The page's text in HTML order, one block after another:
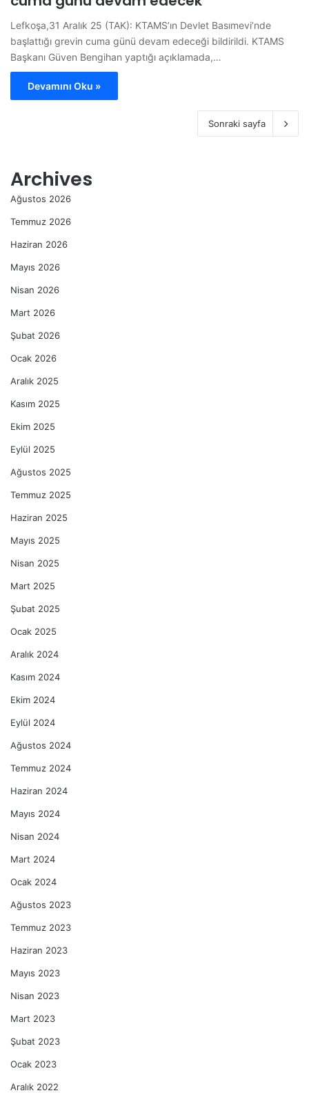
Lefkoşa,31 Aralık 25 (TAK): KTAMS’ın Devlet Basımevi’nde
başlattığı grevin cuma günü devam edeceği bildirildi. KTAMS
Başkanı Güven Bengihan yaptığı açıklamada,…
Devamını Oku »
Sonraki sayfa
Archives
Ağustos 2026
Temmuz 2026
Haziran 2026
Mayıs 2026
Nisan 2026
Mart 2026
Şubat 2026
Ocak 2026
Aralık 2025
Kasım 2025
Ekim 2025
Eylül 2025
Ağustos 2025
Temmuz 2025
Haziran 2025
Mayıs 2025
Nisan 2025
Mart 2025
Şubat 2025
Ocak 2025
Aralık 2024
Kasım 2024
Ekim 2024
Eylül 2024
Ağustos 2024
Temmuz 2024
Haziran 2024
Mayıs 2024
Nisan 2024
Mart 2024
Ocak 2024
Ağustos 2023
Temmuz 2023
Haziran 2023
Mayıs 2023
Nisan 2023
Mart 2023
Şubat 2023
Ocak 2023
Aralık 2022